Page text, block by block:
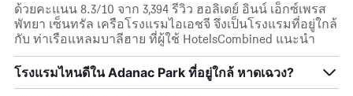
ด้วยคะแนน 8.3/10 จาก 3,394 รีวิว ฮอลิเดย์ อินน์ เอ็กซ์เพรส
พัทยา เซ็นทรัล เครือโรงแรมไอเอชจี จึงเป็นโรงแรมที่อยู่ใกล้
กับ ท่าเรือแหลมบาลีฮาย ที่ผู้ใช้ HotelsCombined แนะนำ
โรงแรมไหนดีใน Adanac Park ที่อยู่ใกล้ หาดเฉวง?